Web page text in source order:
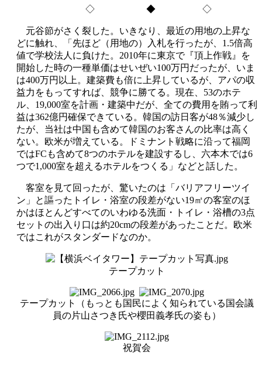
◇ ◆ ◇
元谷節がさく裂した。いきなり、最近の用地の上昇な
どに触れ、「先ほど（用地の）入札を行ったが、1.5倍高
値で学校法人に負けた。2010年に東京で『頂上作戦』を
開始した時の一種単価はせいぜい100万円だったが、いま
は400万円以上。建築費も倍に上昇しているが、アパの収
益力をもってすれば、競争に勝てる。現在、53のホテ
ル、19,000室を計画・建築中だが、全ての費用を賄って利
益は362億円確保できている。韓国の訪日客が48％減少し
たが、当社は中国も含めて韓国のお客さんの比率は高く
ない。欧米が増えている。ドミナント戦略に沿って福岡
ではFCも含めて8つのホテルを建設するし、六本木では6
つで1,000室を超えるホテルをつくる」などと話した。
客室を見て回ったが、驚いたのは「バリアフリーツイ
ン」と謳ったトイレ・浴室の段差がない19㎡の客室のほ
かはほとんどすべてのいわゆる洗面・トイレ・浴槽の3点
セットの出入り口は約20cmの段差があったことだ。欧米
ではこれがスタンダードなのか。
テープカット
テープカット（もっとも国民によく知られている国会議
員の片山さつき氏や櫻田義孝氏の姿も）
祝賀会